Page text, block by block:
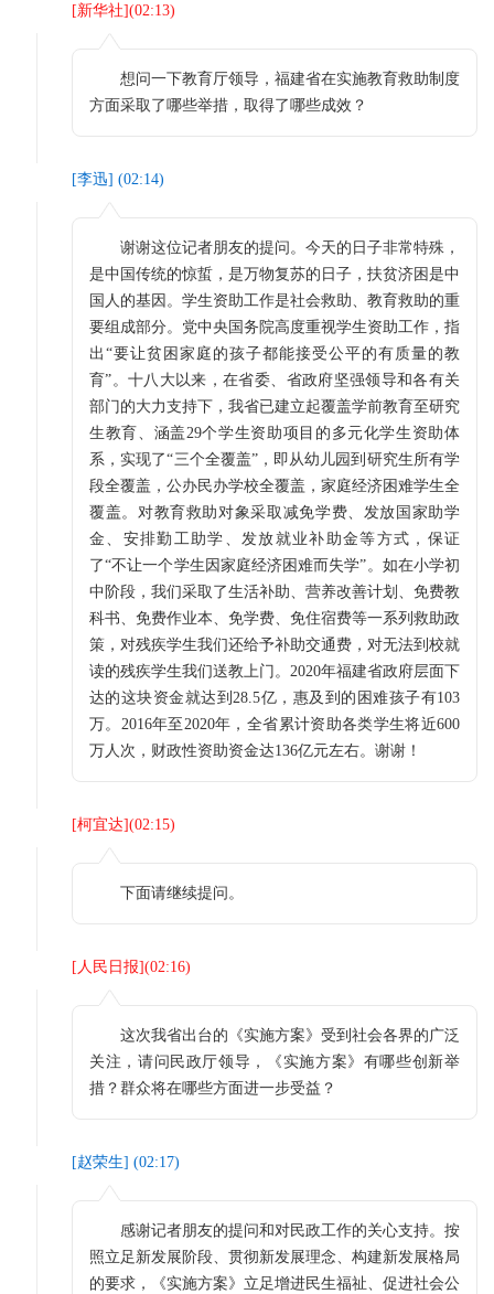
[新华社](02:13)
想问一下教育厅领导，福建省在实施教育救助制度
方面采取了哪些举措，取得了哪些成效？
[李迅] (02:14)
谢谢这位记者朋友的提问。今天的日子非常特殊，
是中国传统的惊蜇，是万物复苏的日子，扶贫济困是中
国人的基因。学生资助工作是社会救助、教育救助的重
要组成部分。党中央国务院高度重视学生资助工作，指
出“要让贫困家庭的孩子都能接受公平的有质量的教
育”。十八大以来，在省委、省政府坚强领导和各有关
部门的大力支持下，我省已建立起覆盖学前教育至研究
生教育、涵盖29个学生资助项目的多元化学生资助体
系，实现了“三个全覆盖”，即从幼儿园到研究生所有学
段全覆盖，公办民办学校全覆盖，家庭经济困难学生全
覆盖。对教育救助对象采取减免学费、发放国家助学
金、安排勤工助学、发放就业补助金等方式，保证
了“不让一个学生因家庭经济困难而失学”。如在小学初
中阶段，我们采取了生活补助、营养改善计划、免费教
科书、免费作业本、免学费、免住宿费等一系列救助政
策，对残疾学生我们还给予补助交通费，对无法到校就
读的残疾学生我们送教上门。2020年福建省政府层面下
达的这块资金就达到28.5亿，惠及到的困难孩子有103
万。2016年至2020年，全省累计资助各类学生将近600
万人次，财政性资助资金达136亿元左右。谢谢！
[柯宜达](02:15)
下面请继续提问。
[ 人民日报](02:16)
这次我省出台的《实施方案》受到社会各界的广泛
关注，请问民政厅领导，《实施方案》有哪些创新举
措？群众将在哪些方面进一步受益？
[赵荣生] (02:17)
感谢记者朋友的提问和对民政工作的关心支持。按
照立足新发展阶段、贯彻新发展理念、构建新发展格局
的要求，《实施方案》立足增进民生福祉、促进社会公